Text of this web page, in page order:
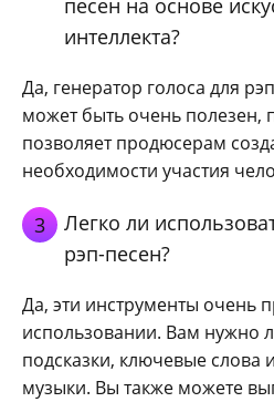
песен на основе
интеллекта?
Да, генератор голоса для
может быть очень полезен,
позволяет продюсерам
необходимости участия
3
Легко ли
рэп-песен?
Да, эти инструменты очень
использовании. Вам нужно
подсказки, ключевые слова
музыки. Вы также можете